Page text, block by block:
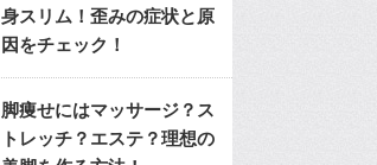
身スリム！歪みの症状と原
因をチェック！
脚痩せにはマッサージ？ス
トレッチ？エステ？理想の